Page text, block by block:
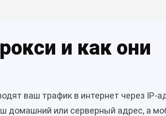
и как они
ваш трафик в интернет через IP-
домашний или серверный адрес, а